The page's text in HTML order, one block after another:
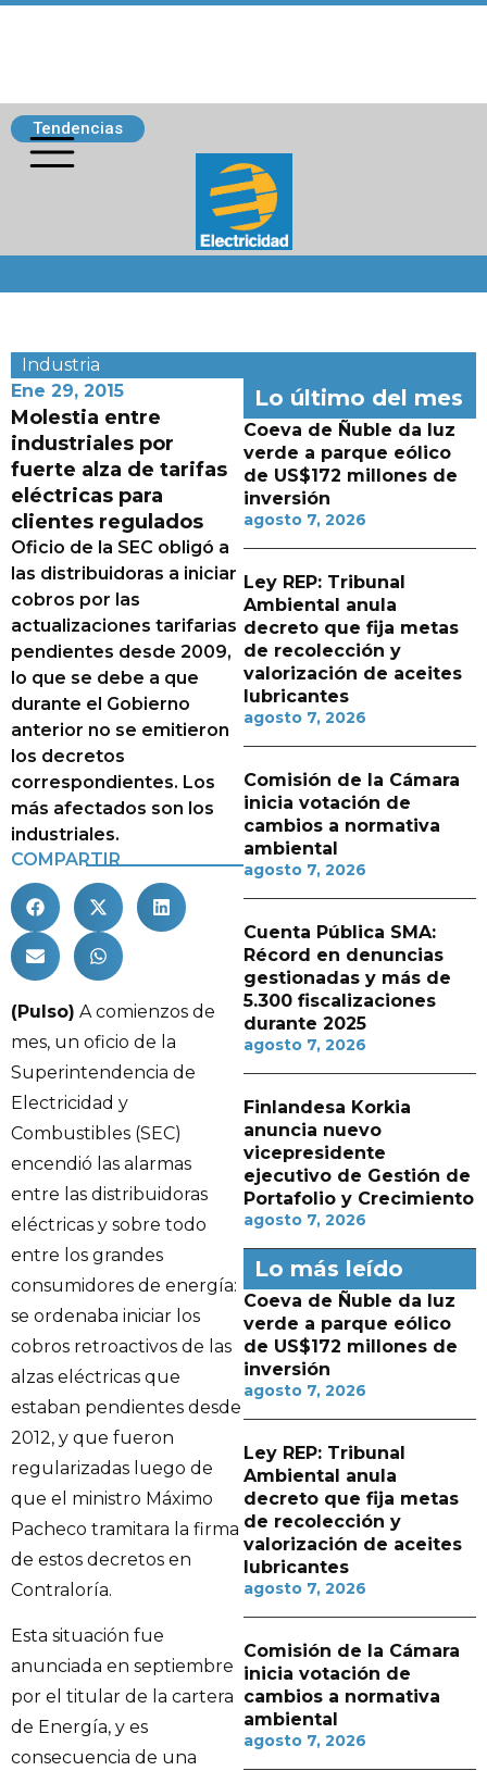
Tendencias
Industria
Ene 29, 2015
Molestia entre
industriales por
fuerte alza de tarifas
eléctricas para
clientes regulados
Oficio de la SEC obligó a
las distribuidoras a iniciar
cobros por las
actualizaciones tarifarias
pendientes desde 2009,
lo que se debe a que
durante el Gobierno
anterior no se emitieron
los decretos
correspondientes. Los
más afectados son los
industriales.
COMPARTIR
(Pulso) A comienzos de
mes, un oficio de la
Superintendencia de
Electricidad y
Combustibles (SEC)
encendió las alarmas
entre las distribuidoras
eléctricas y sobre todo
entre los grandes
consumidores de energía:
se ordenaba iniciar los
cobros retroactivos de las
alzas eléctricas que
estaban pendientes desde
2012, y que fueron
regularizadas luego de
que el ministro Máximo
Pacheco tramitara la firma
de estos decretos en
Contraloría.
Esta situación fue
anunciada en septiembre
por el titular de la cartera
de Energía, y es
consecuencia de una
Lo último del mes
Coeva de Ñuble da luz
verde a parque eólico
de US$172 millones de
inversión
agosto 7, 2026
Ley REP: Tribunal
Ambiental anula
decreto que fija metas
de recolección y
valorización de aceites
lubricantes
agosto 7, 2026
Comisión de la Cámara
inicia votación de
cambios a normativa
ambiental
agosto 7, 2026
Cuenta Pública SMA:
Récord en denuncias
gestionadas y más de
5.300 fiscalizaciones
durante 2025
agosto 7, 2026
Finlandesa Korkia
anuncia nuevo
vicepresidente
ejecutivo de Gestión de
Portafolio y Crecimiento
agosto 7, 2026
Lo más leído
Coeva de Ñuble da luz
verde a parque eólico
de US$172 millones de
inversión
agosto 7, 2026
Ley REP: Tribunal
Ambiental anula
decreto que fija metas
de recolección y
valorización de aceites
lubricantes
agosto 7, 2026
Comisión de la Cámara
inicia votación de
cambios a normativa
ambiental
agosto 7, 2026